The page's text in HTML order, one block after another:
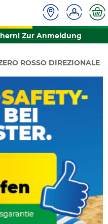
Zur Anmeldung
ROSSO DIREZIONALE